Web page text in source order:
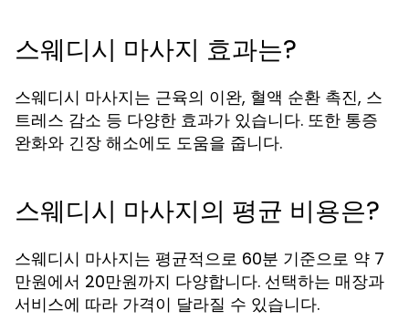
스웨디시 마사지 효과는?
스웨디시 마사지는 근육의 이완, 혈액 순환 촉진, 스
트레스 감소 등 다양한 효과가 있습니다. 또한 통증
완화와 긴장 해소에도 도움을 줍니다.
스웨디시 마사지의 평균 비용은?
스웨디시 마사지는 평균적으로 60분 기준으로 약 7
만원에서 20만원까지 다양합니다. 선택하는 매장과
서비스에 따라 가격이 달라질 수 있습니다.